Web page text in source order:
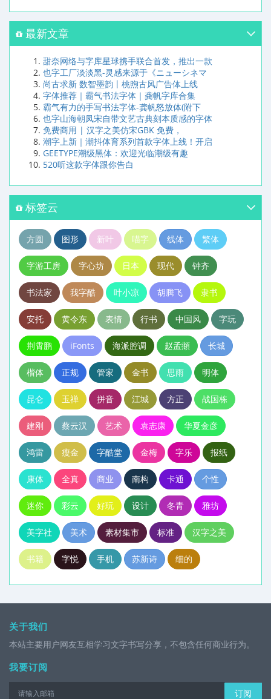
最新文章
甜奈网络与字库星球携手联合首发，推出一款
也字工厂淡淡黑-灵感来源于《ニューシネマ
尚古求新 数智墨韵丨桃煦古风广告体上线
字体推荐｜霸气书法字体｜龚帆字库合集
霸气有力的手写书法字体-龚帆怒放体(附下
也字山海朝凤宋自带文艺古典刻本质感的字体
免费商用 | 汉字之美仿宋GBK 免费，
潮字上新｜潮抖体育系列首款字体上线！开启
GEETYPE潮级黑体：欢迎光临潮级有趣
520听这款字体跟你告白
标签云
方圆 图形 新叶 喵字 线体 繁体
字游工房 字心坊 日本 现代 钟齐
书法家 我字酷 叶小凉 胡腾飞 隶书
安托 黄令东 表情 行书 中国风 字玩
荆霄鹏 iFonts 海派腔调 赵孟頫 长城
楷体 正规 管家 金书 思雨 明体
昆仑 玉禅 拼音 江城 方正 战国栋
建刚 蔡云汉 艺术 袁志康 华夏金彦
鸿雷 瘦金 字酷堂 金梅 字乐 报纸
康体 全真 商业 南构 卡通 个性
迷你 彩云 好玩 设计 冬青 雅坊
美字社 美术 素材集市 标准 汉字之美
书籍 字悦 手机 苏新诗 细的
关于我们
本站主要用户网友互相学习文字书写分享，不包含任何商业行为。
我要订阅
订阅